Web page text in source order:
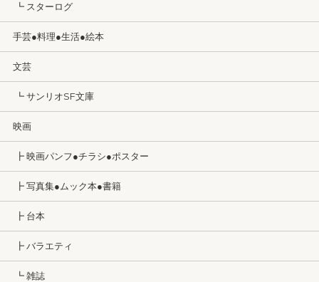
┗ スターログ
手芸●料理●生活●絵本
文芸
┗ サンリオSF文庫
映画
┣ 映画パンフ●チラシ●ポスター
┣ 写真集●ムック本●書籍
┣ 台本
┣ バラエティ
┗ 雑誌